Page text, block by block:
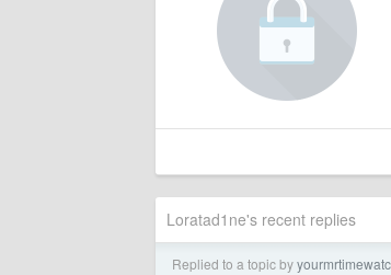
Loratad1ne's recent replies
Replied to a topic by